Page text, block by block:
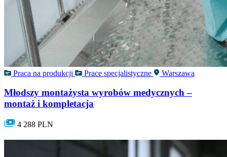
Praca na produkcji Prace specjalistyczne Warszawa
Młodszy montażysta wyrobów medycznych –
montaż i kompletacja
4 288 PLN